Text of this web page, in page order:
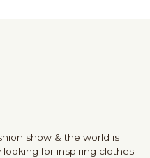
show & the world is
for inspiring clothes